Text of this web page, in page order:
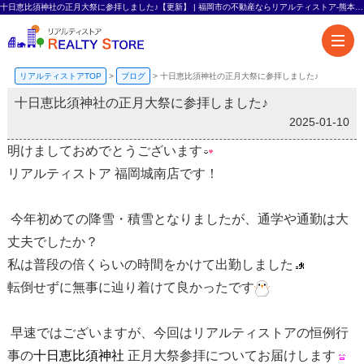
リアルティストアTOP > ブログ > 十日恵比須神社の正月大祭に参拝しました♪
十日恵比須神社の正月大祭に参拝しました♪
2025-01-10
明けましておめでとうございます
リアルティストア 福岡城南店です！
今年初めての降雪・積雪となりましたが、通学や通勤は大
丈夫でしたか？
私は普段の倍くらいの時間をかけて出勤しました
転倒せずに無事に辿り着けて良かったです
早速ではございますが、今回はリアルティストアの恒例行
事の十日恵比須神社 正月大祭参拝についてお届けします